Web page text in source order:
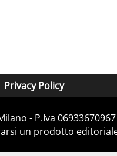
Privacy Policy
- P.Iva
un prodotto editoriale